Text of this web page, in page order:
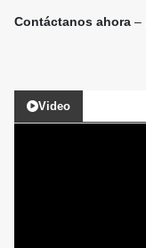
Contáctanos ahora –
Video